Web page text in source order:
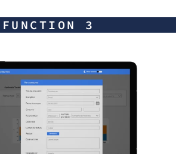
FUNCTION 3